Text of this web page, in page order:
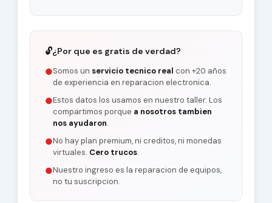
🔓¿Por que es gratis de verdad?
●Somos un servicio tecnico real con +20 años
de experiencia en reparacion electronica.
●Estos datos los usamos en nuestro taller. Los
compartimos porque a nosotros tambien
nos ayudaron.
●No hay plan premium, ni creditos, ni monedas
virtuales. Cero trucos.
●Nuestro ingreso es la reparacion de equipos,
no tu suscripcion.